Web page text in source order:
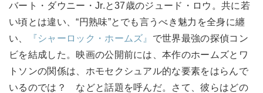
バート・ダウニー・Jr.と37歳のジュード・ロウ。共に若
い頃とは違い、“円熟味”とでも言うべき魅力を全身に纏
い、
『シャーロック・ホームズ』 で世界最強の探偵コン
ビを結成した。映画の公開前には、本作のホームズとワ
トソンの関係は、ホモセクシュアル的な要素をはらんで
いるのでは？ などと話題を呼んだ。さて、彼らはどの